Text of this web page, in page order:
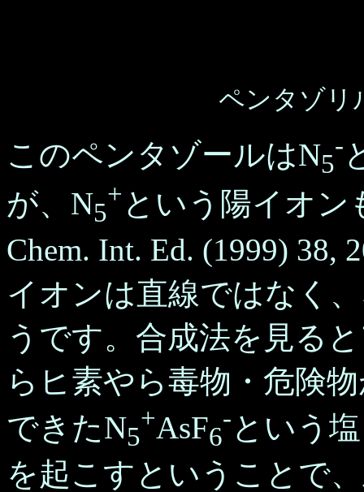
ペンタゾリ
このペンタゾールはN5
-
が、N5
+ という陽イオン
Chem. Int. Ed. (1999)
イオンは直線ではなく
うです。合成法を見る
らヒ素やら毒物・危険
できたN5
+AsF6
-という
を起こすということで